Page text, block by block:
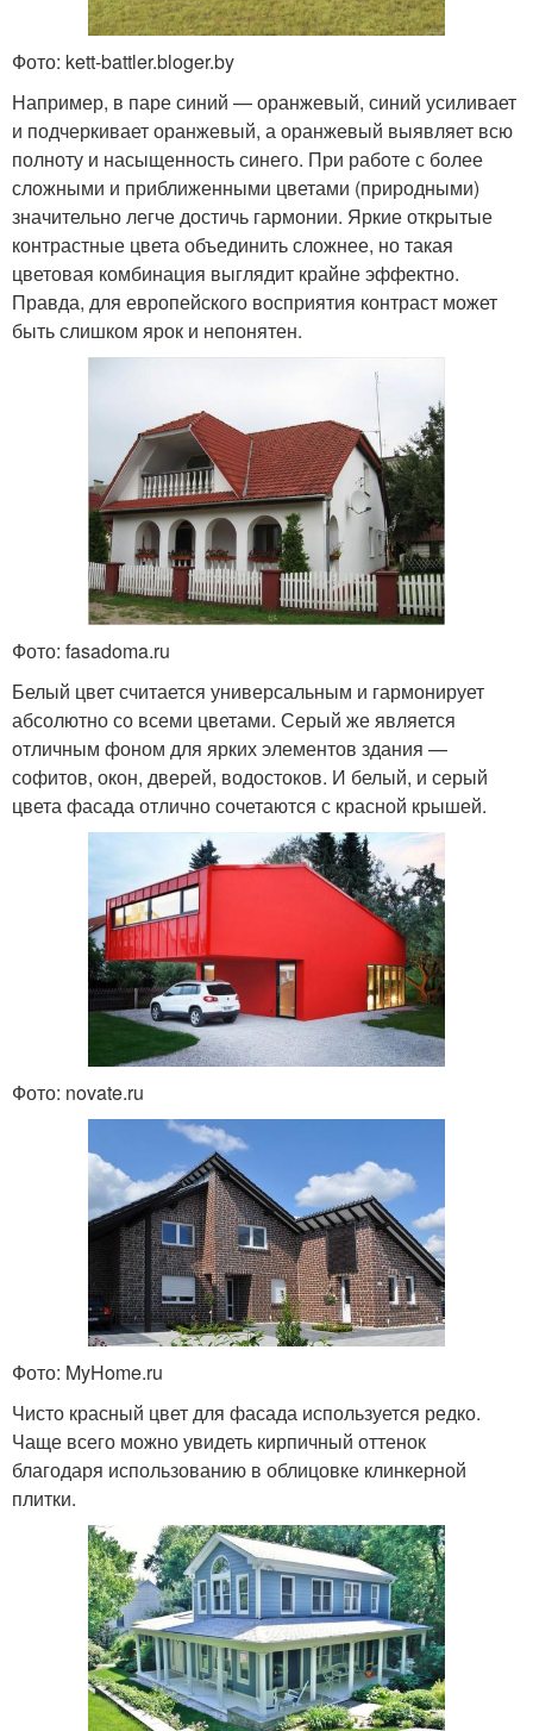
Фото: kett-battler.bloger.by
Например, в паре синий — оранжевый, синий усиливает
и подчеркивает оранжевый, а оранжевый выявляет всю
полноту и насыщенность синего. При работе с более
сложными и приближенными цветами (природными)
значительно легче достичь гармонии. Яркие открытые
контрастные цвета объединить сложнее, но такая
цветовая комбинация выглядит крайне эффектно.
Правда, для европейского восприятия контраст может
быть слишком ярок и непонятен.
Фото: fasadoma.ru
Белый цвет считается универсальным и гармонирует
абсолютно со всеми цветами. Серый же является
отличным фоном для ярких элементов здания —
софитов, окон, дверей, водостоков. И белый, и серый
цвета фасада отлично сочетаются с красной крышей.
Фото: novate.ru
Фото: MyHome.ru
Чисто красный цвет для фасада используется редко.
Чаще всего можно увидеть кирпичный оттенок
благодаря использованию в облицовке клинкерной
плитки.